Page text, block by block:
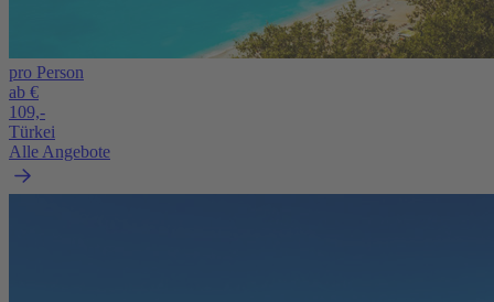
pro Person
ab €
109,-
Türkei
Alle Angebote